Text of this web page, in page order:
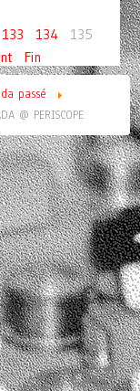
133 134
135
Fin
passé
@ PERISCOPE